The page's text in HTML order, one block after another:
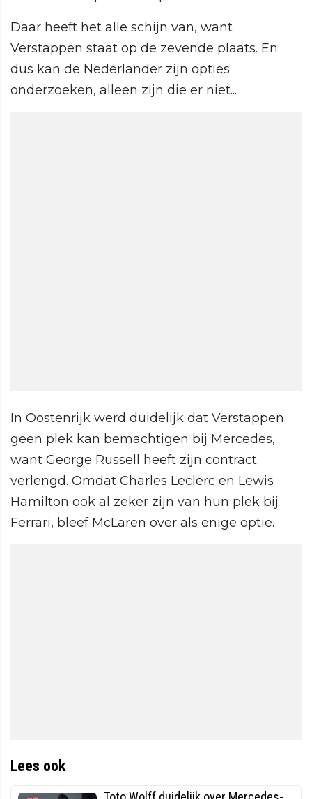
Daar heeft het alle schijn van, want
Verstappen staat op de zevende plaats. En
dus kan de Nederlander zijn opties
onderzoeken, alleen zijn die er niet...
In Oostenrijk werd duidelijk dat Verstappen
geen plek kan bemachtigen bij Mercedes,
want George Russell heeft zijn contract
verlengd. Omdat Charles Leclerc en Lewis
Hamilton ook al zeker zijn van hun plek bij
Ferrari, bleef McLaren over als enige optie.
Lees ook